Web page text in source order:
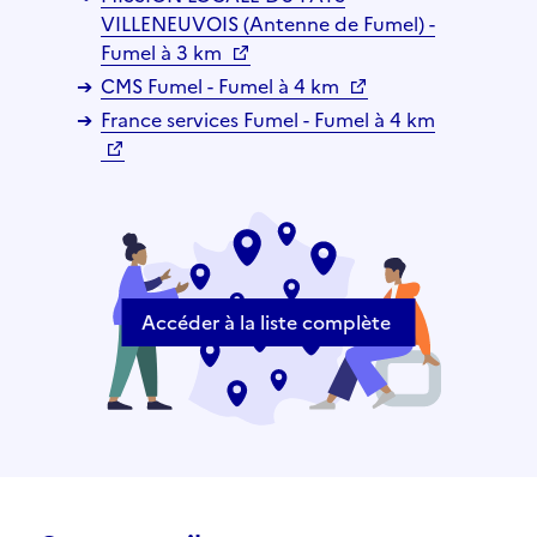
VILLENEUVOIS (Antenne de Fumel) -
Fumel à 3 km
CMS Fumel - Fumel à 4 km
France services Fumel - Fumel à 4 km
Accéder à la liste complète